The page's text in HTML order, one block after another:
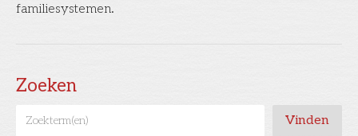
familiesystemen.
Zoeken